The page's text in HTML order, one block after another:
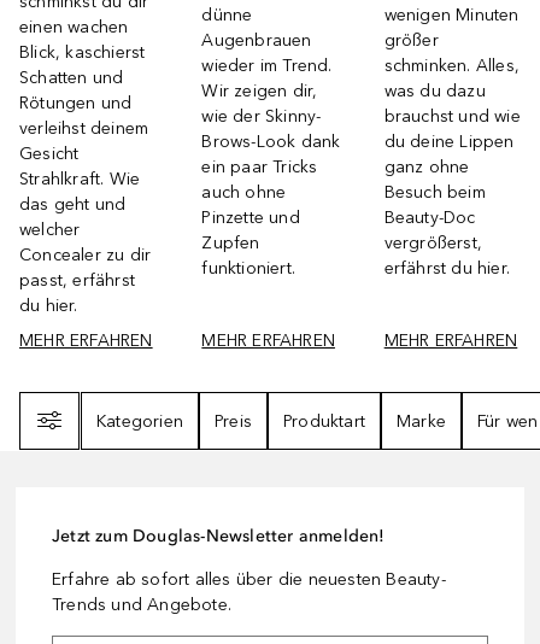
einen wachen
Blick, kaschierst
Schatten und
Rötungen und
verleihst deinem
Gesicht
Strahlkraft. Wie
das geht und
welcher
Concealer zu dir
passt, erfährst
du hier.
MEHR ERFAHREN
dünne
Augenbrauen
wieder im Trend.
Wir zeigen dir,
wie der Skinny-
Brows-Look dank
ein paar Tricks
auch ohne
Pinzette und
Zupfen
funktioniert.
MEHR ERFAHREN
wenigen Minuten
größer
schminken. Alles,
was du dazu
brauchst und wie
du deine Lippen
ganz ohne
Besuch beim
Beauty-Doc
vergrößerst,
erfährst du hier.
MEHR ERFAHREN
Kategorien
Preis Produktart Marke Für wen
Jetzt zum Douglas-Newsletter anmelden!
Erfahre ab sofort alles über die neuesten Beauty-
Trends und Angebote.